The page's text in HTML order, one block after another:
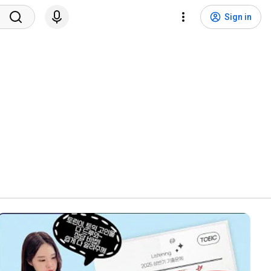
Sign in